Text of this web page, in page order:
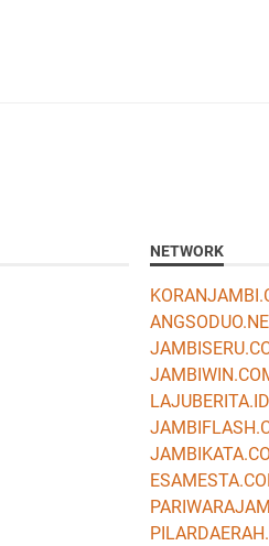
NETWORK
LAJUBERITA.ID